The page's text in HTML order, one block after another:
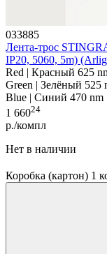
033885
Лента-трос
IP20, 5060, 5m)
Red | Красный 625
Green | Зелёный 525
Blue | Синий 470 nm
1 66024
р./компл
Нет в наличии
Коробка (картон) 1